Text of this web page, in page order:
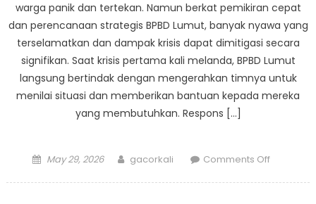
warga panik dan tertekan. Namun berkat pemikiran cepat
dan perencanaan strategis BPBD Lumut, banyak nyawa yang
terselamatkan dan dampak krisis dapat dimitigasi secara
signifikan. Saat krisis pertama kali melanda, BPBD Lumut
langsung bertindak dengan mengerahkan timnya untuk
menilai situasi dan memberikan bantuan kepada mereka
yang membutuhkan. Respons […]
Posted
May 29, 2026 Author
gacorkali Comments Offon